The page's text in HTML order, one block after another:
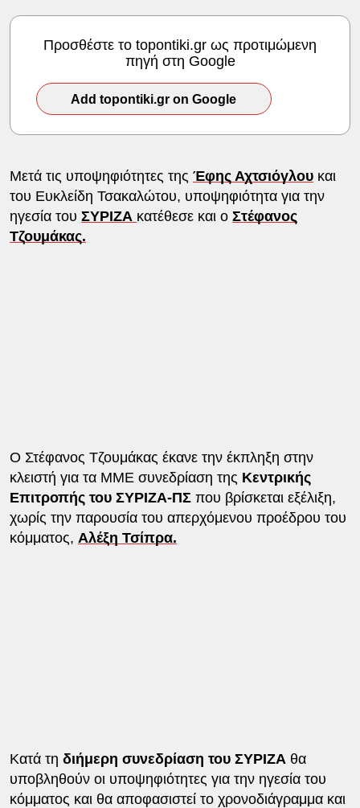
Προσθέστε το topontiki.gr ως προτιμώμενη
πηγή στη Google
Add topontiki.gr on Google
Μετά τις υποψηφιότητες της Έφης Αχτσιόγλουκαι
του Ευκλείδη Τσακαλώτου, υποψηφιότητα για την
ηγεσία του ΣΥΡΙΖΑ κατέθεσε και ο Στέφανος
Τζουμάκας.
Ο Στέφανος Τζουμάκας έκανε την έκπληξη στην
κλειστή για τα ΜΜΕ συνεδρίαση της Κεντρικής
Επιτροπής του ΣΥΡΙΖΑ-ΠΣ που βρίσκεται εξέλιξη,
χωρίς την παρουσία του απερχόμενου προέδρου του
κόμματος, Αλέξη Τσίπρα.
Κατά τη διήμερη συνεδρίαση του ΣΥΡΙΖΑ θα
υποβληθούν οι υποψηφιότητες για την ηγεσία του
κόμματος και θα αποφασιστεί το χρονοδιάγραμμα και